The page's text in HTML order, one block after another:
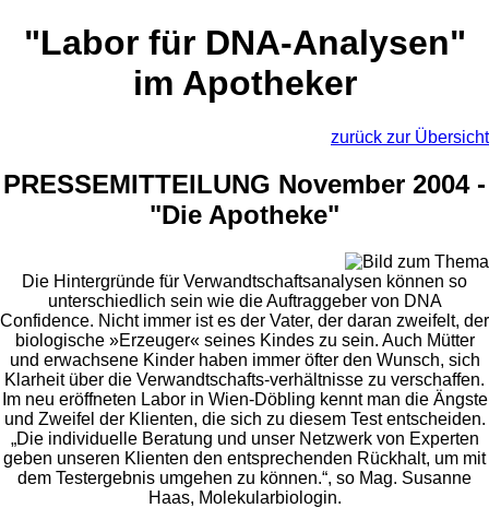
"Labor für DNA-Analysen"
im Apotheker
zurück zur Übersicht
PRESSEMITTEILUNG November 2004 -
"Die Apotheke"
Die Hintergründe für Verwandtschaftsanalysen können so
unterschiedlich sein wie die Auftraggeber von DNA
Confidence. Nicht immer ist es der Vater, der daran zweifelt, der
biologische »Erzeuger« seines Kindes zu sein. Auch Mütter
und erwachsene Kinder haben immer öfter den Wunsch, sich
Klarheit über die Verwandtschafts-verhältnisse zu verschaffen.
Im neu eröffneten Labor in Wien-Döbling kennt man die Ängste
und Zweifel der Klienten, die sich zu diesem Test entscheiden.
„Die individuelle Beratung und unser Netzwerk von Experten
geben unseren Klienten den entsprechenden Rückhalt, um mit
dem Testergebnis umgehen zu können.“, so Mag. Susanne
Haas, Molekularbiologin.